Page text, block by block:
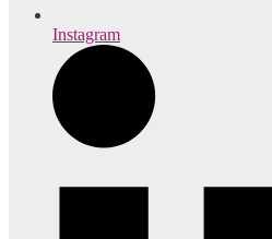
Instagram